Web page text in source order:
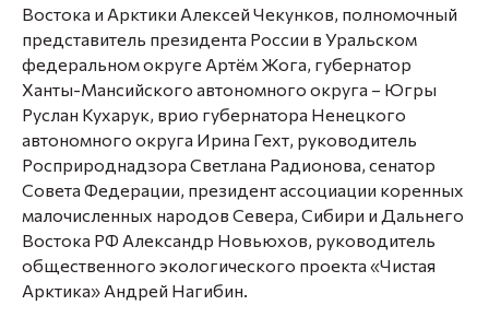
Востока и Арктики Алексей Чекунков, полномочный
представитель президента России в Уральском
федеральном округе Артём Жога, губернатор
Ханты-Мансийского автономного округа – Югры
Руслан Кухарук, врио губернатора Ненецкого
автономного округа Ирина Гехт, руководитель
Росприроднадзора Светлана Радионова, сенатор
Совета Федерации, президент ассоциации коренных
малочисленных народов Севера, Сибири и Дальнего
Востока РФ Александр Новьюхов, руководитель
общественного экологического проекта «Чистая
Арктика» Андрей Нагибин.